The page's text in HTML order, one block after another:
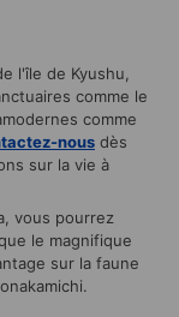
l'île de Kyushu,
comme le
comme
nous dès
sur la vie à
vous pourrez
le magnifique
sur la faune